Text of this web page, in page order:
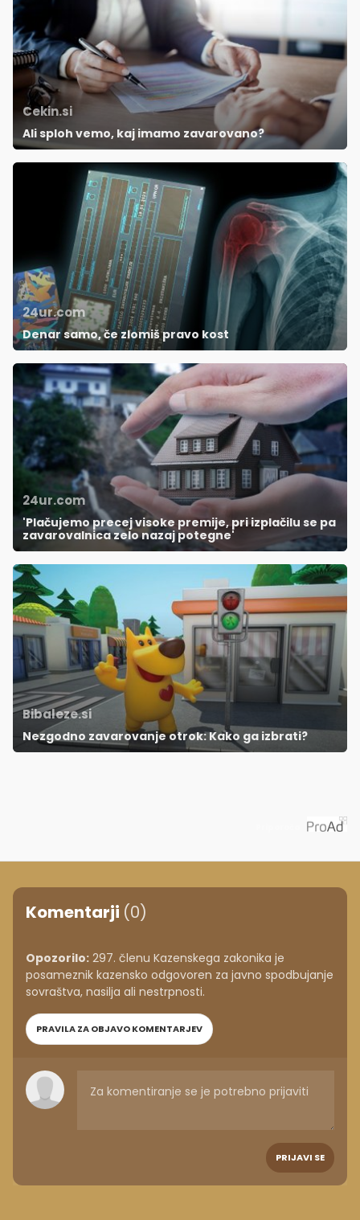
Cekin.si
Ali sploh vemo, kaj imamo zavarovano?
24ur.com
Denar samo, če zlomiš pravo kost
24ur.com
'Plačujemo precej visoke premije, pri izplačilu se pa
zavarovalnica zelo nazaj potegne'
Bibaleze.si
Nezgodno zavarovanje otrok: Kako ga izbrati?
Komentarji (0)
Opozorilo: 297. členu Kazenskega zakonika je
posameznik kazensko odgovoren za javno spodbujanje
sovraštva, nasilja ali nestrpnosti.
PRAVILA ZA OBJAVO KOMENTARJEV
PRIJAVI SE